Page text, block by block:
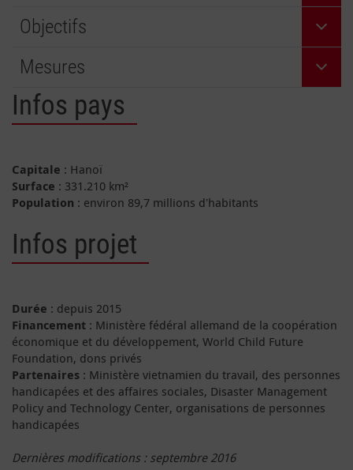
Objectifs
Mesures
Infos pays
Capitale : Hanoï
Surface : 331.210 km²
Population : environ 89,7 millions d'habitants
Infos projet
Durée : depuis 2015
Financement : Ministère fédéral allemand de la coopération
économique et du développement, World Child Future
Foundation, dons privés
Partenaires : Ministère vietnamien du travail, des personnes
handicapées et des affaires sociales, Disaster Management
Policy and Technology Center, organisations de personnes
handicapées
Dernières modifications :septembre 2016